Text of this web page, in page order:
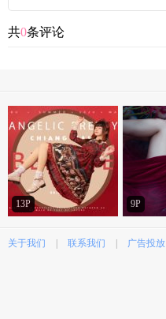
共0条评论
13P 9P
关于我们 联系我们 广告投放